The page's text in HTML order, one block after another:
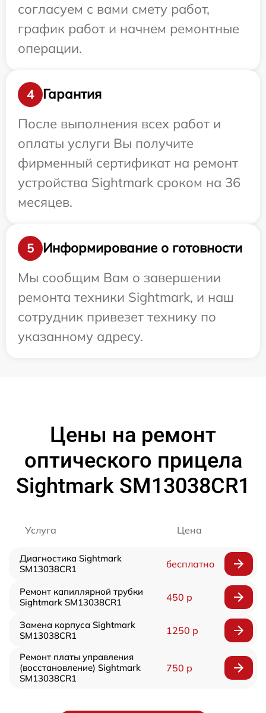
согласуем с вами смету работ,
график работ и начнем ремонтные
операции.
4
Гарантия
После выполнения всех работ и
оплаты услуги Вы получите
фирменный сертификат на ремонт
устройства Sightmark сроком на 36
месяцев.
5
Информирование о готовности
Мы сообщим Вам о завершении
ремонта техники Sightmark, и наш
сотрудник привезет технику по
указанному адресу.
Цены на ремонт
оптического прицела
Sightmark SM13038CR1
Услуга Цена
Диагностика Sightmark
SM13038CR1
бесплатно
Ремонт капиллярной трубки
Sightmark SM13038CR1
450 р
Замена корпуса Sightmark
SM13038CR1
1250 р
Ремонт платы управления
(восстановление) Sightmark
SM13038CR1
750 р